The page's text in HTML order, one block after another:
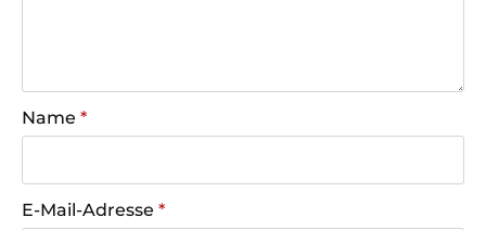
Name *
E-Mail-Adresse *